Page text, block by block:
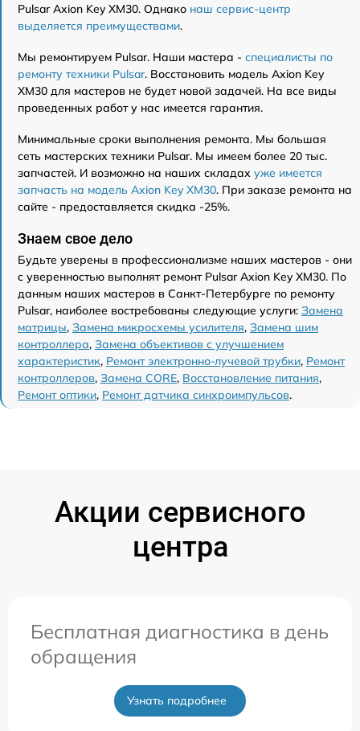
Pulsar Axion Key XM30. Однако наш сервис-центр
выделяется преимуществами.
Мы ремонтируем Pulsar. Наши мастера - специалисты по
ремонту техники Pulsar. Восстановить модель Axion Key
XM30 для мастеров не будет новой задачей. На все виды
проведенных работ у нас имеется гарантия.
Минимальные сроки выполнения ремонта. Мы большая
сеть мастерских техники Pulsar. Мы имеем более 20 тыс.
запчастей. И возможно на наших складах уже имеется
запчасть на модель Axion Key XM30. При заказе ремонта на
сайте - предоставляется скидка -25%.
Знаем свое дело
Будьте уверены в профессионализме наших мастеров - они
с уверенностью выполнят ремонт Pulsar Axion Key XM30. По
данным наших мастеров в Санкт-Петербурге по ремонту
Pulsar, наиболее востребованы следующие услуги: Замена
матрицы, Замена микросхемы усилителя, Замена шим
контроллера, Замена объективов с улучшением
характеристик, Ремонт электронно-лучевой трубки, Ремонт
контроллеров, Замена CORE, Восстановление питания,
Ремонт оптики, Ремонт датчика синхроимпульсов.
Акции сервисного
центра
Бесплатная диагностика в день
обращения
Узнать подробнее